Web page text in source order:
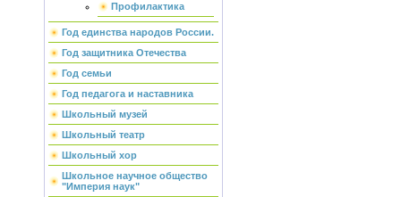
Профилактика
Год единства народов России.
Год защитника Отечества
Год семьи
Год педагога и наставника
Школьный музей
Школьный театр
Школьный хор
Школьное научное общество
"Империя наук"